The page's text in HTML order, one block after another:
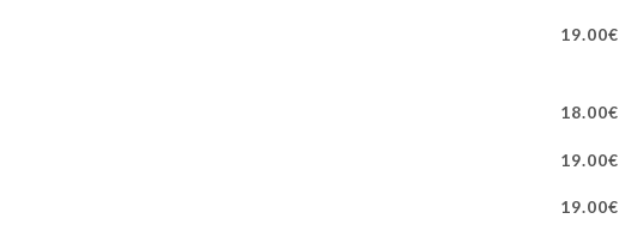
19.00€
18.00€
19.00€
19.00€